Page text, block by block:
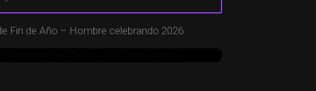
Fin de Año – Hombre celebrando 2026
social blanca ligeramente abierta
a medida y tenis blancos. El
globos metálicos plateados en forma